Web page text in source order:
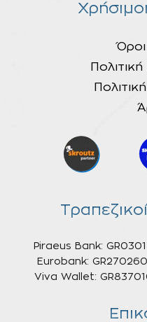
Piraeus Bank:
Eurobank:
Viva Wallet: